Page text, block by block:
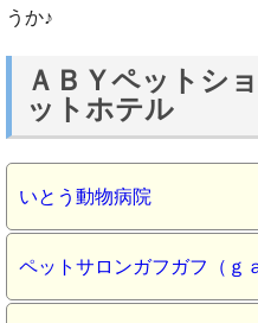
うか♪
ＡＢＹペットシ
ットホテル
いとう動物病院
ペットサロンガフガフ（ｇ